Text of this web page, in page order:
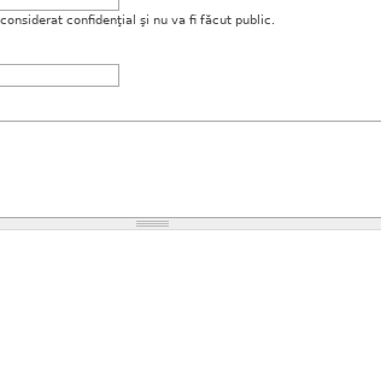
confidenţial şi nu va fi făcut public.